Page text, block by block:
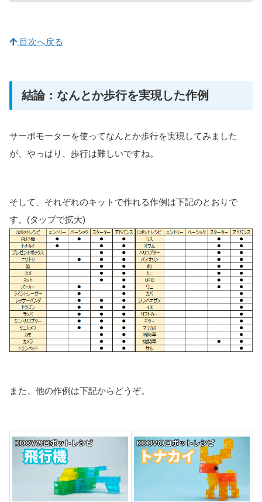
目次へ戻る
結論：なんとか歩行を実現した作例
サーボモーターを使ってなんとか歩行を実現してみました
が、やっぱり、歩行は難しいですね。
そして、それぞれのキットで作れる作例は下記のとおりで
す。(タップで拡大)
また、他の作例は下記からどうぞ。